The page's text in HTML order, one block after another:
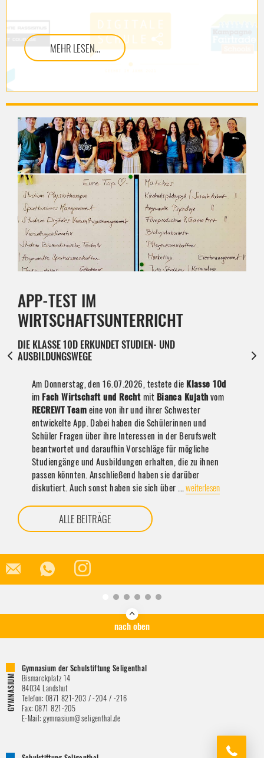
MEHR LESEN...
APP-TEST IM
WIRTSCHAFTSUNTERRICHT
DIE KLASSE 10D ERKUNDET STUDIEN- UND
AUSBILDUNGSWEGE
Am Donnerstag, den 16.07.2026, testete die Klasse 10d
im Fach Wirtschaft und Rechtmit Bianca Kujathvom
RECREWT Teameine von ihr und ihrer Schwester
entwickelte App. Dabei haben die Schülerinnen und
Schüler Fragen über ihre Interessen in der Berufswelt
beantwortet und daraufhin Vorschläge für mögliche
Studiengänge und Ausbildungen erhalten, die zu ihnen
passen könnten. Anschließend haben sie darüber
diskutiert. Auch sonst haben sie sich über ...weiterlesen
ALLE BEITRÄGE
nach oben
Gymnasium der Schulstiftung Seligenthal
Bismarckplatz 14
84034 Landshut
Telefon: 0871 821-203 / -204 / -216
Fax: 0871 821-205
E-Mail: gymnasium@seligenthal.de